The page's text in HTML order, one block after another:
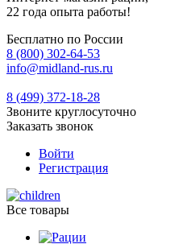
22 года опыта работы!
Бесплатно по России
8 (800) 302-64-53
info@midland-rus.ru
8 (499) 372-18-28
Звоните круглосуточно
Заказать звонок
Войти
Регистрация
Все товары